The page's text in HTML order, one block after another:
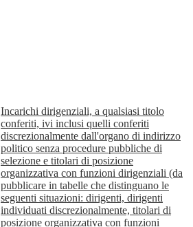
Incarichi dirigenziali, a qualsiasi titolo
conferiti, ivi inclusi quelli conferiti
discrezionalmente dall'organo di indirizzo
politico senza procedure pubbliche di
selezione e titolari di posizione
organizzativa con funzioni dirigenziali (da
pubblicare in tabelle che distinguano le
seguenti situazioni: dirigenti, dirigenti
individuati discrezionalmente, titolari di
posizione organizzativa con funzioni